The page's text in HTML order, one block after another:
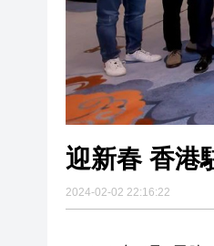
迎新春 香港
2024-02-02 22:16:22